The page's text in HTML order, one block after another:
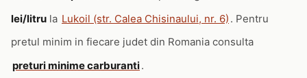
lei/litru la Lukoil (str. Calea Chisinaului, nr. 6) . Pentru
pretul minim in fiecare judet din Romania consulta
preturi minime carburanti.